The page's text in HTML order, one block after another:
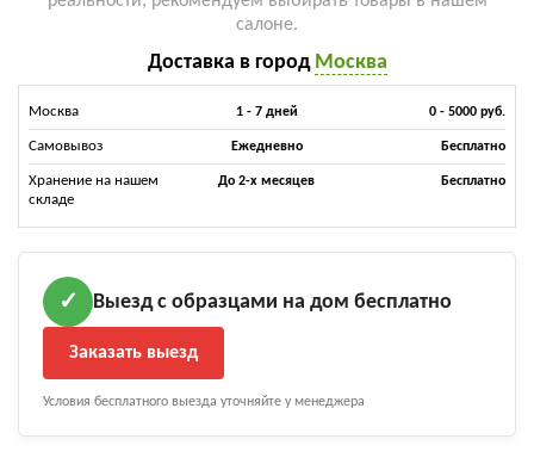
салоне.
Доставка в город Москва
Москва 1 - 7 дней 0 - 5000 руб.
Самовывоз Ежедневно Бесплатно
Хранение на нашем
складе
До 2-х месяцев Бесплатно
✓ Выезд с образцами на дом бесплатно
Заказать выезд
Условия бесплатного выезда уточняйте у менеджера